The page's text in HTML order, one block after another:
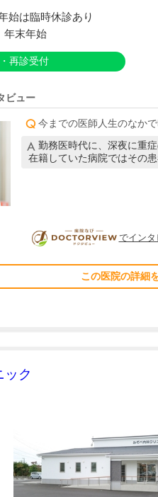
始は臨時休診あり
年末年始
再診受付
ビュー
今までの医師人生のなか
勤務医時代に、深夜に重
在籍していた病院ではその
でインタ
この医院の詳細
ック